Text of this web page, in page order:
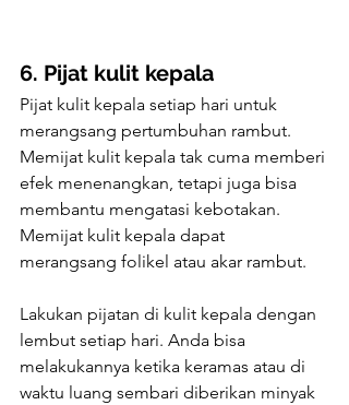
6. Pijat kulit kepala
Pijat kulit kepala setiap hari untuk
merangsang pertumbuhan rambut.
Memijat kulit kepala tak cuma memberi
efek menenangkan, tetapi juga bisa
membantu mengatasi kebotakan.
Memijat kulit kepala dapat
merangsang folikel atau akar rambut.
Lakukan pijatan di kulit kepala dengan
lembut setiap hari. Anda bisa
melakukannya ketika keramas atau di
waktu luang sembari diberikan minyak